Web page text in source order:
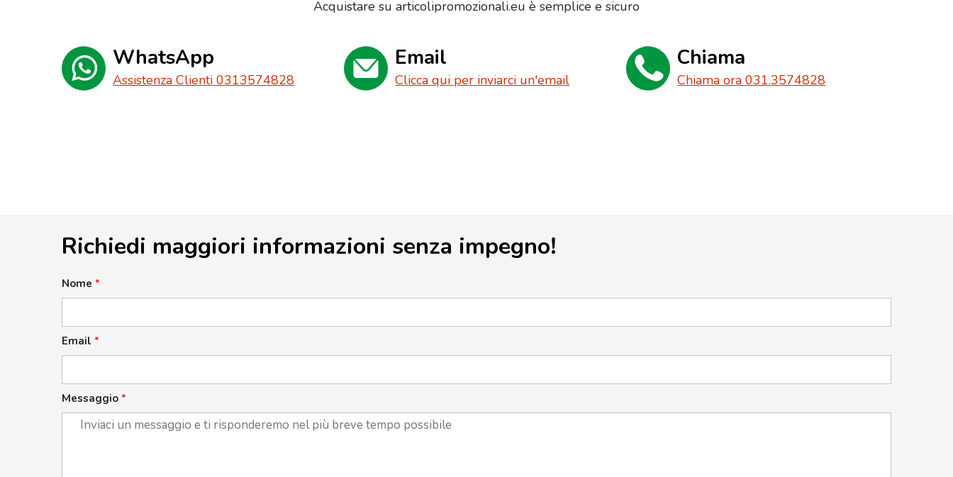
Acquistare su articolipromozionali.eu è semplice e sicuro
WhatsApp
Assistenza Clienti 0313574828
Email
Clicca qui per inviarci un'email
Chiama
Chiama ora 031.3574828
Richiedi maggiori informazioni senza impegno!
Nome *
Email *
Messaggio *